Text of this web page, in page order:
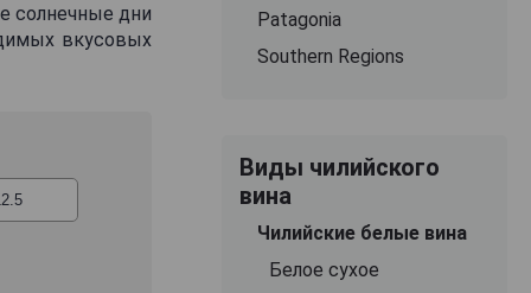
солнечные дни
вкусовых
со
вина идеально
блюдами с
красные
фруктовый
Patagonia
Southern Regions
Виды чилийского
вина
Чилийские белые вина
Белое сухое